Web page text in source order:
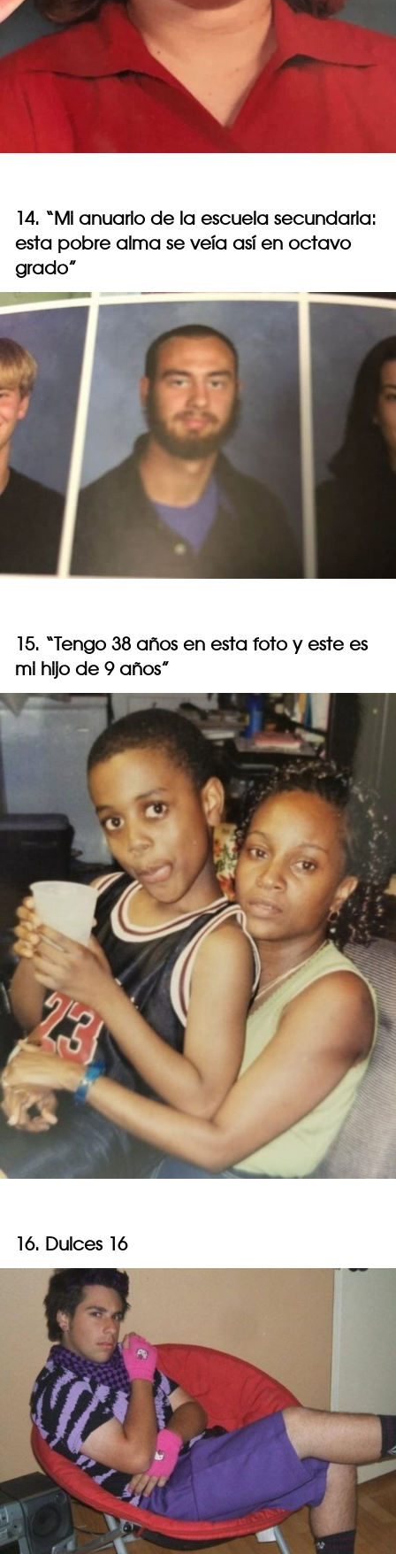
14. “Mi anuario de la escuela secundaria:
esta pobre alma se veía así en octavo
grado”
15. “Tengo 38 años en esta foto y este es
mi hijo de 9 años”
16. Dulces 16